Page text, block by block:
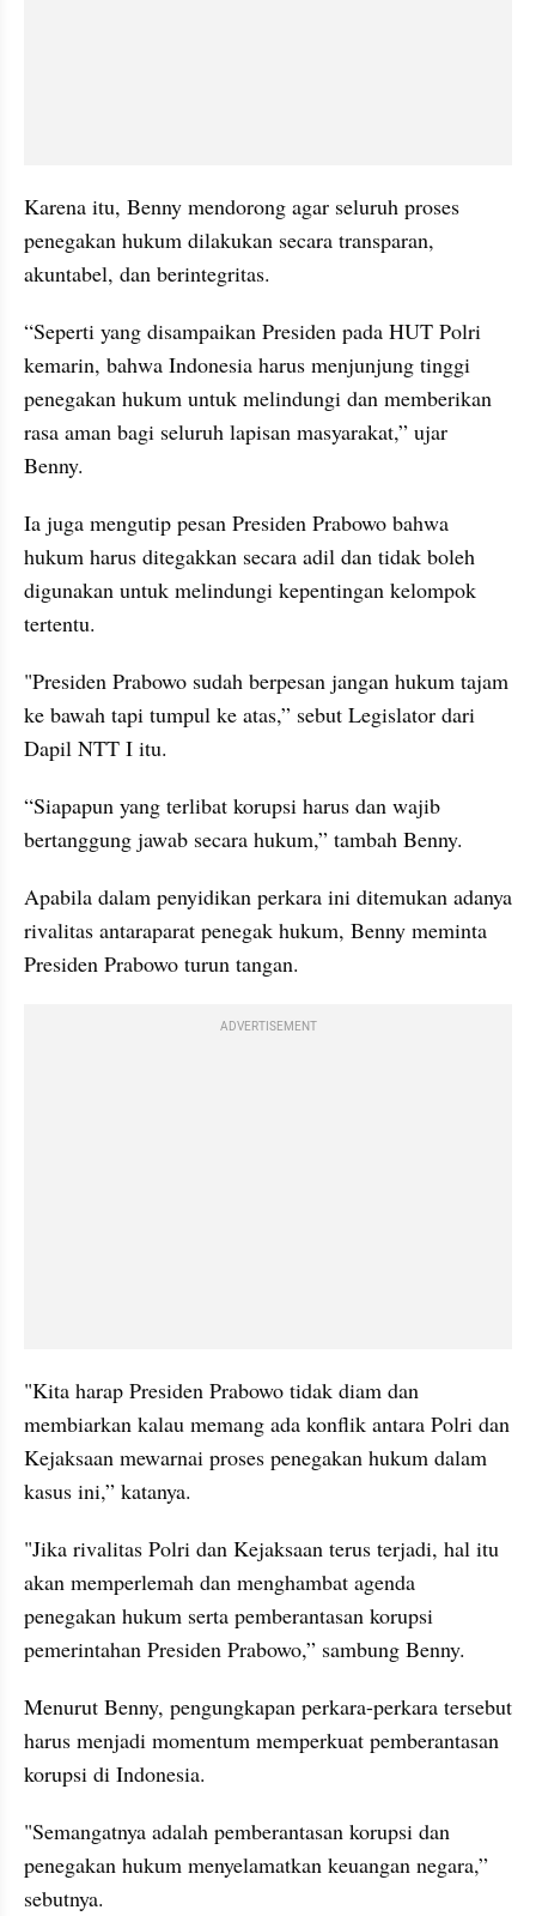
Karena itu, Benny mendorong agar seluruh proses
penegakan hukum dilakukan secara transparan,
akuntabel, dan berintegritas.
“Seperti yang disampaikan Presiden pada HUT Polri
kemarin, bahwa Indonesia harus menjunjung tinggi
penegakan hukum untuk melindungi dan memberikan
rasa aman bagi seluruh lapisan masyarakat,” ujar
Benny.
Ia juga mengutip pesan Presiden Prabowo bahwa
hukum harus ditegakkan secara adil dan tidak boleh
digunakan untuk melindungi kepentingan kelompok
tertentu.
"Presiden Prabowo sudah berpesan jangan hukum tajam
ke bawah tapi tumpul ke atas,” sebut Legislator dari
Dapil NTT I itu.
“Siapapun yang terlibat korupsi harus dan wajib
bertanggung jawab secara hukum,” tambah Benny.
Apabila dalam penyidikan perkara ini ditemukan adanya
rivalitas antaraparat penegak hukum, Benny meminta
Presiden Prabowo turun tangan.
ADVERTISEMENT
"Kita harap Presiden Prabowo tidak diam dan
membiarkan kalau memang ada konflik antara Polri dan
Kejaksaan mewarnai proses penegakan hukum dalam
kasus ini,” katanya.
"Jika rivalitas Polri dan Kejaksaan terus terjadi, hal itu
akan memperlemah dan menghambat agenda
penegakan hukum serta pemberantasan korupsi
pemerintahan Presiden Prabowo,” sambung Benny.
Menurut Benny, pengungkapan perkara-perkara tersebut
harus menjadi momentum memperkuat pemberantasan
korupsi di Indonesia.
"Semangatnya adalah pemberantasan korupsi dan
penegakan hukum menyelamatkan keuangan negara,”
sebutnya.